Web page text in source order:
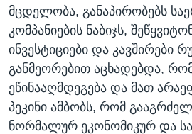
მცდელობა, განაპირობებს
კომპანიების ნაბიჯს,
ინვესტიციები და კავშირები
განმეორებით აცხადებდა, რომ
ეწინააღმდეგება და მათ
პეკინი ამბობს, რომ
ნორმალურ ეკონომიკურ და